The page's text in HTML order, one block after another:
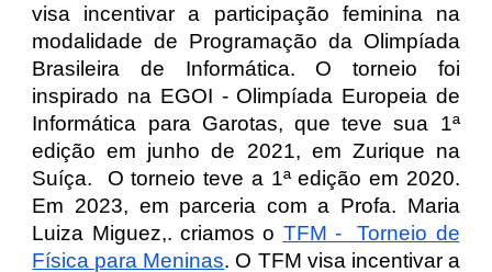
visa incentivar a participação feminina na
modalidade de Programação da Olimpíada
Brasileira de Informática. O torneio foi
inspirado na EGOI - Olimpíada Europeia de
Informática para Garotas, que teve sua 1ª
edição em junho de 2021, em Zurique na
Suíça. O torneio teve a 1ª edição em 2020.
Em 2023, em parceria com a Profa. Maria
Luiza Miguez,. criamos o TFM - Torneio de
Física para Meninas. O TFM visa incentivar a